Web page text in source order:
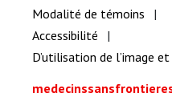
Modalité de témoins
Accessibilité
D’utilisation de l’image